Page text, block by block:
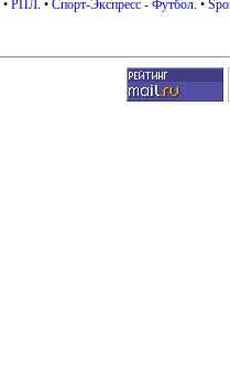
• РПЛ . •Спорт-Экспресс - Футбол . •